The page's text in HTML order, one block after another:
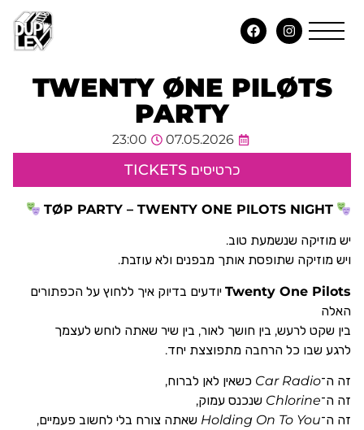
TWENTY ØNE PILØTS
PARTY
07.05.2026
23:00
כרטיסים TICKETS
TØP PARTY – TWENTY ONE PILOTS NIGHT
יש מוזיקה שנשמעת טוב.
ויש מוזיקה שתופסת אותך מבפנים ולא עוזבת.
Twenty One Pilots יודעים בדיוק איך ללחוץ על הכפתורים
האלה
בין שקט לרעש, בין חושך לאור, בין שיר שאתה לוחש לעצמך
לרגע שבו כל הרחבה מתפוצצת יחד.
זה ה־Car Radio כשאין לאן לברוח,
זה ה־Chlorine שנכנס עמוק,
זה ה־Holding On To You שאתה צורח בלי לחשוב פעמיים,